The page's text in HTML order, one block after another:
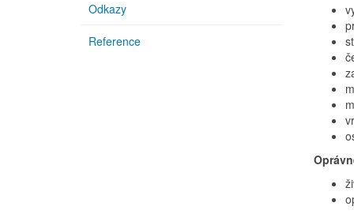
Odkazy
Reference